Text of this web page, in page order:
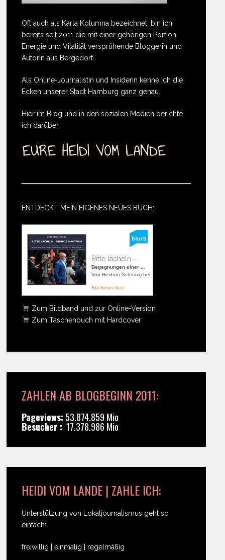
Oft auch als Karla Kolumna bezeichnet, bin ich
bereits seit 2011 die mit einer gehörigen Portion
Energie und Vitalität versprühende Bloggerin und
Autorin aus Bergedorf.
Als Online-Journalistin und Insiderin kenne ich die
Ecken unserer Stadt Hamburg ganz genau.
Hier im Blog und in den sozialen Medien berichte
ich darüber.
ENTDECKT MEIN EIGENES NEUES BUCH:
Bitte lächeln ...
Begegnungen einer ...
Von Heidrun Schumacher
Buchvorschau
Zum Bildband und zur Online-Version
Zum Taschenbuch mit Hardcover
ZAHLEN AB BLOGBEGINN 2011:
Pageviews: 53.874.859 Mio
Besucher : 17.378.986 Mio
HEIDI VOM LANDE | ZAHLE ICH:
Unterstützung von Lokaljournalismus geht so
einfach:
freiwillig | einmalig | regelmäßig